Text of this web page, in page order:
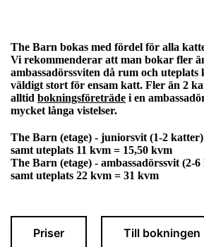
The Barn bokas med fördel för alla
Vi rekommenderar att man bokar fler
ambassadörssviten då rum och uteplats
väldigt stort för ensam katt. Fler än 2
alltid bokningsföreträde i en
mycket långa vistelser.
The Barn (etage) - juniorsvit (1-2
samt uteplats 11 kvm = 15,50 kvm
The Barn (etage) - ambassadörssvit (2-
samt uteplats 22 kvm = 31 kvm
Priser Till bokningen